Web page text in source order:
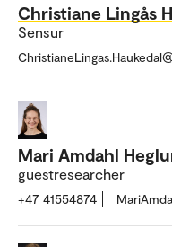
Christiane Lingås
Sensur
Mari Amdahl
guestresearcher
+47 41554874